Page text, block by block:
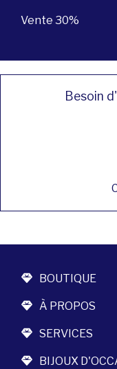
Vente 30%
Besoin
BOUTIQUE
À PROPOS
SERVICES
BIJOUX